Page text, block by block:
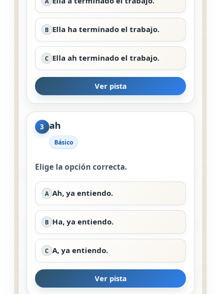
B Ella ha terminado el trabajo.
C Ella ah terminado el trabajo.
Ver pista
3 ah
Básico
Elige la opción correcta.
A Ah, ya entiendo.
B Ha, ya entiendo.
C A, ya entiendo.
Ver pista